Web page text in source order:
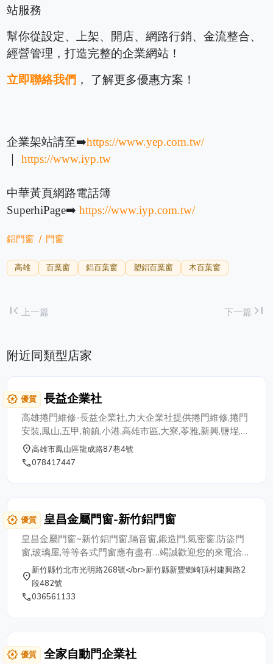
站服務
幫你從設定、上架、開店、網路行銷、金流整合、
經營管理，打造完整的企業網站！
立即聯絡我們 ， 了解更多優惠方案！
企業架站請至➡️https://www.yep.com.tw/
｜https://www.iyp.tw
中華黃頁網路電話簿
SuperhiPage➡️https://www.iyp.com.tw/
鋁門窗 門窗
高雄 百葉窗 鋁百葉窗 塑鋁百葉窗 木百葉窗
first_page 上一篇 下一篇 last_page
附近同類型店家
award_star 優質 長益企業社
高雄捲門維修-長益企業社,力大企業社提供捲門維修,捲門
安裝,鳳山,五甲,前鎮,小港,高雄市區,大寮,苓雅,新興,鹽埕,旗
津,鳳山捲門維修推薦,價格公道
place高雄市鳳山區龍成路87巷4號
phone078417447
award_star 優質 皇昌金屬門窗-新竹鋁門窗
皇昌金屬門窗~新竹鋁門窗,隔音窗,鍛造門,氣密窗,防盜門
窗,玻璃屋,等等各式門窗應有盡有…竭誠歡迎您的來電洽
詢,電話03-6561133
place新竹縣竹北市光明路268號</br>新竹縣新豐鄉崎頂村建興路2
段482號
phone036561133
award_star 優質 全家自動門企業社